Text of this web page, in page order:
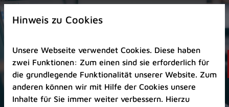
Zur
Startseite
Zum
Seitenanfang
springen
(Schnelltaste
A)
Hinweis zu Cookies
Unsere Webseite verwendet Cookies. Diese haben
zwei Funktionen: Zum einen sind sie erforderlich für
die grundlegende Funktionalität unserer Website. Zum
anderen können wir mit Hilfe der Cookies unsere
Inhalte für Sie immer weiter verbessern. Hierzu